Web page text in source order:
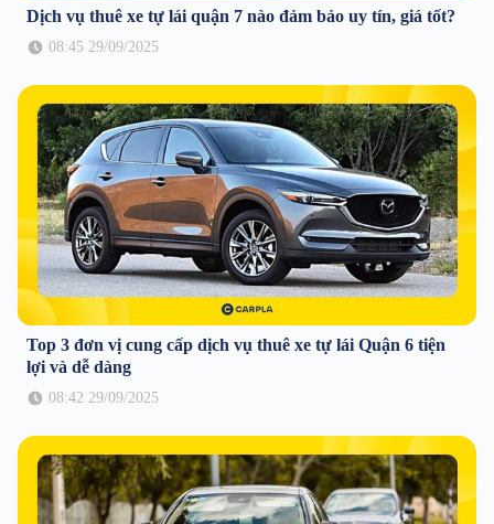
Dịch vụ thuê xe tự lái quận 7 nào đảm bảo uy tín, giá tốt?
08:45 29/09/2025
Top 3 đơn vị cung cấp dịch vụ thuê xe tự lái Quận 6 tiện
lợi và dễ dàng
08:42 29/09/2025